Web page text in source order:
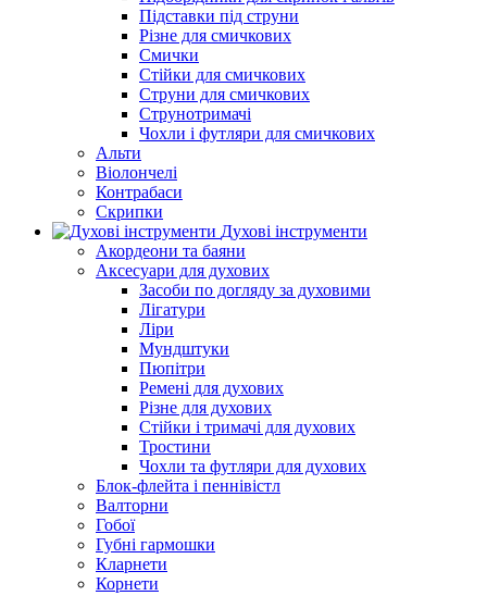
Підставки під струни
Різне для смичкових
Смички
Стійки для смичкових
Струни для смичкових
Струнотримачі
Чохли і футляри для смичкових
Альти
Віолончелі
Контрабаси
Скрипки
Духові інструменти
Акордеони та баяни
Аксесуари для духових
Засоби по догляду за духовими
Лігатури
Ліри
Мундштуки
Пюпітри
Ремені для духових
Різне для духових
Стійки і тримачі для духових
Тростини
Чохли та футляри для духових
Блок-флейта і пеннівістл
Валторни
Гобої
Губні гармошки
Кларнети
Корнети